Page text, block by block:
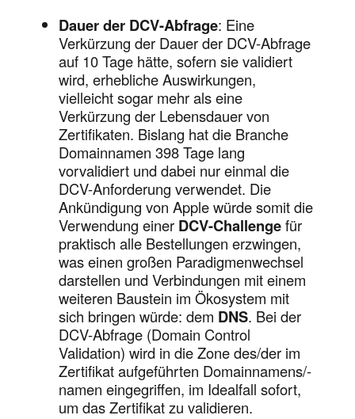
Dauer der DCV-Abfrage: Eine
Verkürzung der Dauer der DCV-Abfrage
auf 10 Tage hätte, sofern sie validiert
wird, erhebliche Auswirkungen,
vielleicht sogar mehr als eine
Verkürzung der Lebensdauer von
Zertifikaten. Bislang hat die Branche
Domainnamen 398 Tage lang
vorvalidiert und dabei nur einmal die
DCV-Anforderung verwendet. Die
Ankündigung von Apple würde somit die
Verwendung einer DCV-Challengefür
praktisch alle Bestellungen erzwingen,
was einen großen Paradigmenwechsel
darstellen und Verbindungen mit einem
weiteren Baustein im Ökosystem mit
sich bringen würde: dem DNS. Bei der
DCV-Abfrage (Domain Control
Validation) wird in die Zone des/der im
Zertifikat aufgeführten Domainnamens/-
namen eingegriffen, im Idealfall sofort,
um das Zertifikat zu validieren.